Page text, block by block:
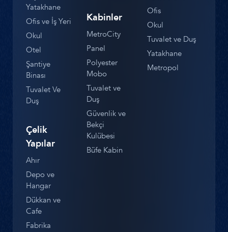
Yatakhane
Ofis ve İş Yeri
Okul
Otel
Şantiye
Binası
Tuvalet Ve
Duş
Çelik
Yapılar
Ahır
Depo ve
Hangar
Dükkan ve
Cafe
Fabrika
Kabinler
MetroCity
Panel
Polyester
Mobo
Tuvalet ve
Duş
Güvenlik ve
Bekçi
Kulübesi
Büfe Kabin
Ofis
Okul
Tuvalet ve Duş
Yatakhane
Metropol